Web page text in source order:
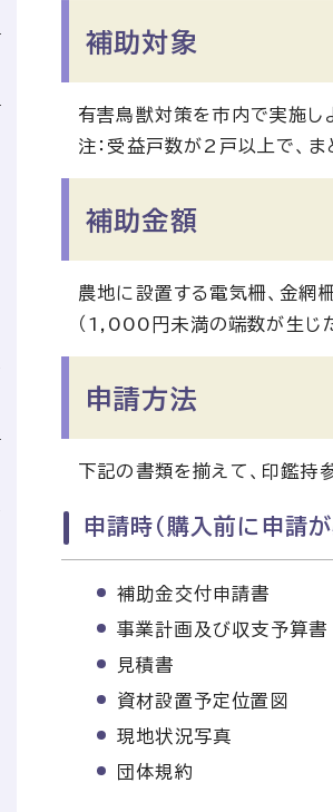
補助対象
有害鳥獣対策を市内で実施し
注：受益戸数が2戸以上で、
補助金額
農地に設置する電気柵、金網
（1,000円未満の端数が生じた
申請方法
下記の書類を揃えて、印鑑持
申請時（購入前に申請が
補助金交付申請書
事業計画及び収支予算書
見積書
資材設置予定位置図
現地状況写真
団体規約